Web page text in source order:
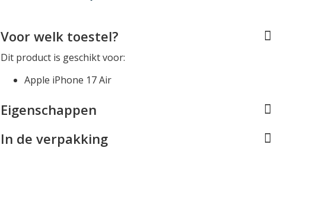
Voor welk toestel?
Dit product is geschikt voor:
Apple iPhone 17 Air
Eigenschappen
In de verpakking